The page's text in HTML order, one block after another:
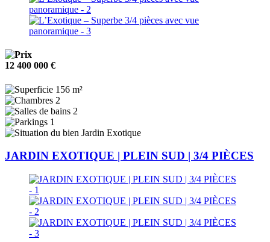
12 400 000 €
156 m²
2
2
1
Jardin Exotique
JARDIN EXOTIQUE | PLEIN SUD | 3/4 PIÈCES